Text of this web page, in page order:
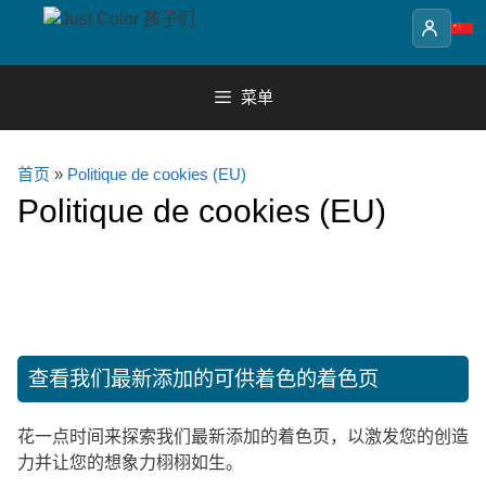
content
菜单
首页 » Politique de cookies (EU)
Politique de cookies (EU)
查看我们最新添加的可供着色的着色页
花一点时间来探索我们最新添加的着色页，以激发您的创造
力并让您的想象力栩栩如生。